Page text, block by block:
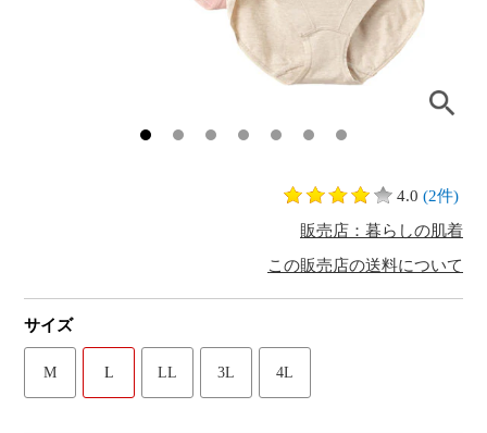
4.0 (2件)
販売店：暮らしの肌着
この販売店の送料について
サイズ
M L LL 3L 4L